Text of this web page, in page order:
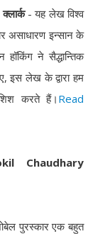
- यह लेख विश्व
असाधारण इन्सान के
ने सैद्धान्तिक
इस लेख के द्वारा हम
करते हैं। Read
Chaudhary
पुरस्कार एक बहुत